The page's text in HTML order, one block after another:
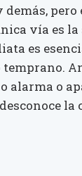
demás,
vía es
es
alarma o
la